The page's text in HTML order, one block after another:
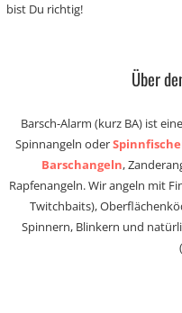
bist Du richtig!
Über
Barsch-Alarm (kurz BA) ist
Spinnangeln oder
Barschangeln,
Rapfenangeln. Wir angeln mit
Twitchbaits),
Spinnern, Blinkern und